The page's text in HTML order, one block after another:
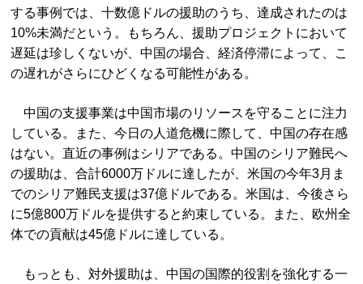
する事例では、十数億ドルの援助のうち、達成されたのは
10%未満だという。もちろん、援助プロジェクトにおいて
遅延は珍しくないが、中国の場合、経済停滞によって、こ
の遅れがさらにひどくなる可能性がある。
中国の支援事業は中国市場のリソースを守ることに注力
している。また、今日の人道危機に際して、中国の存在感
はない。直近の事例はシリアである。中国のシリア難民へ
の援助は、合計6000万ドルに達したが、米国の今年3月ま
でのシリア難民支援は37億ドルである。米国は、今後さら
に5億800万ドルを提供すると約束している。また、欧州全
体での貢献は45億ドルに達している。
もっとも、対外援助は、中国の国際的役割を強化する一